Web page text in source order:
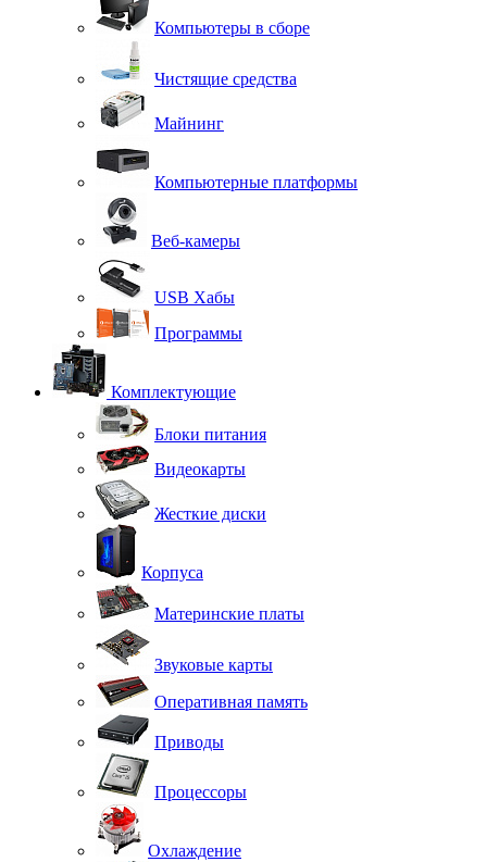
Компьютеры в сборе
Чистящие средства
Майнинг
Компьютерные платформы
Веб-камеры
USB Хабы
Программы
Комплектующие
Блоки питания
Видеокарты
Жесткие диски
Корпуса
Материнские платы
Звуковые карты
Оперативная память
Приводы
Процессоры
Охлаждение